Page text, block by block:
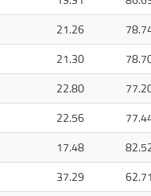
21.26
21.30
22.80
22.56
17.48
37.29
62.71